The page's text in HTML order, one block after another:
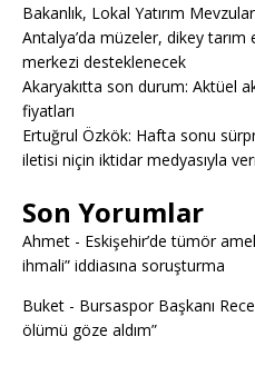
Bakanlık, Lokal Yatırım
Antalya’da müzeler, dikey tarım
merkezi desteklenecek
Akaryakıtta son durum: Aktüel
fiyatları
Ertuğrul Özkök: Hafta sonu
iletisi niçin iktidar medyasıyla
Son Yorumlar
Ahmet - Eskişehir’de tümör
ihmali” iddiasına soruşturma
Buket - Bursaspor Başkanı
ölümü göze aldım”